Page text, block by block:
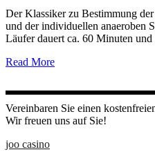
Der Klassiker zu Bestimmung
und der individuellen anaeroben
Läufer dauert ca. 60 Minuten
Read More
Vereinbaren Sie einen
Wir freuen uns auf Sie!
joo casino